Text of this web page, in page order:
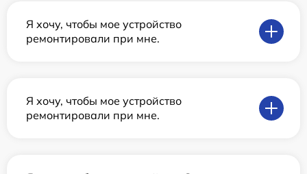
Я хочу, чтобы мое устройство
ремонтировали при мне.
Я хочу, чтобы мое устройство
ремонтировали при мне.